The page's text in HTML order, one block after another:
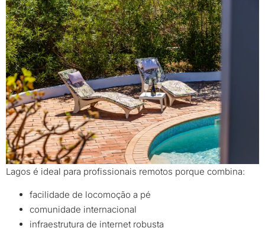
Lagos é ideal para profissionais remotos porque combina:
facilidade de locomoção a pé
comunidade internacional
infraestrutura de internet robusta